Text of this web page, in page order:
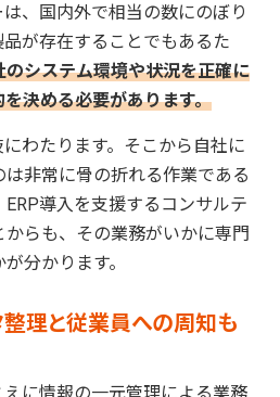
、国内外で相当の数にのぼり
が存在することでもあるた
システム環境や状況を正確に
決める必要があります。
わたります。そこから自社に
非常に骨の折れる作業である
導入を支援するコンサルテ
らも、その業務がいかに専門
分かります。
理と従業員への周知も
に情報の一元管理による業務